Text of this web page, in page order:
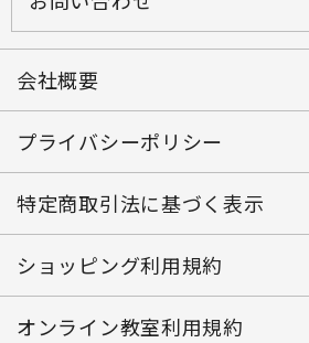
会社概要
プライバシーポリシー
特定商取引法に基づく表示
ショッピング利用規約
オンライン教室利用規約